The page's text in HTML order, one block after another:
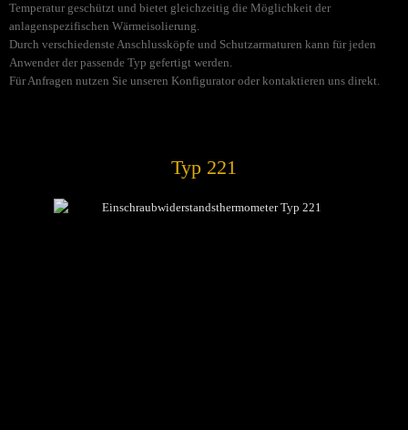
Temperatur geschützt und bietet gleichzeitig die Möglichkeit der
anlagenspezifischen Wärmeisolierung.
Durch verschiedenste Anschlussköpfe und Schutzarmaturen kann für jeden
Anwender der passende Typ gefertigt werden.
Für Anfragen nutzen Sie unseren Konfigurator oder kontaktieren uns direkt.
Typ 221